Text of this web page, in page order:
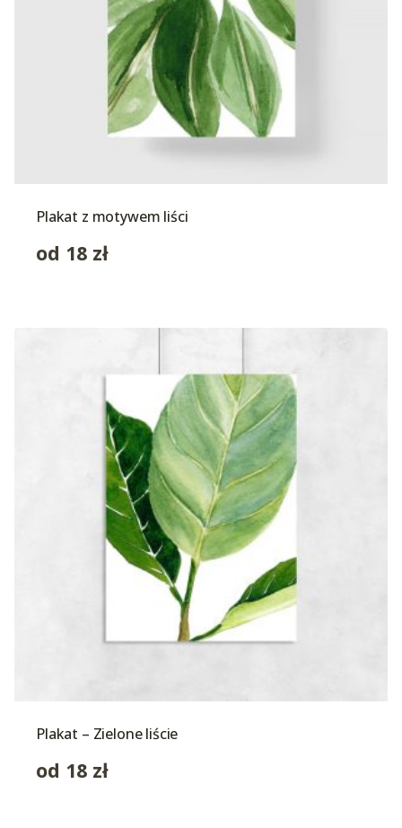
Plakat z motywem liści
od 18 zł
Plakat – Zielone liście
od 18 zł